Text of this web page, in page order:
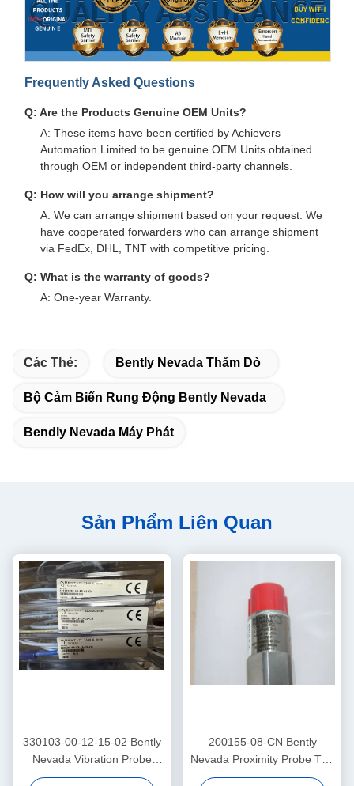
Frequently Asked Questions
Q: Are the Products Genuine OEM Units?
A: These items have been certified by Achievers
Automation Limited to be genuine OEM Units obtained
through OEM or independent third-party channels.
Q: How will you arrange shipment?
A: We can arrange shipment based on your request. We
have cooperated forwarders who can arrange shipment
via FedEx, DHL, TNT with competitive pricing.
Q: What is the warranty of goods?
A: One-year Warranty.
Các Thẻ: Bently Nevada Thăm Dò
Bộ Cảm Biến Rung Động Bently Nevada
Bendly Nevada Máy Phát
Sản Phẩm Liên Quan
330103-00-12-15-02 Bently
Nevada Vibration Probe
3300 Xl Proximitor Sensor
200155-08-CN Bently
Nevada Proximity Probe Tần
số thấp Trendmaster Pro